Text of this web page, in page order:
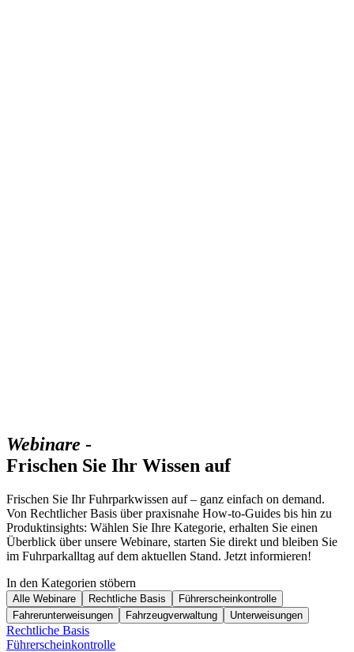
Webinare -
Frischen Sie Ihr Wissen auf
Frischen Sie Ihr Fuhrparkwissen auf – ganz einfach on demand.
Von Rechtlicher Basis über praxisnahe How‑to‑Guides bis hin zu
Produktinsights: Wählen Sie Ihre Kategorie, erhalten Sie einen
Überblick über unsere Webinare, starten Sie direkt und bleiben Sie
im Fuhrparkalltag auf dem aktuellen Stand. Jetzt informieren!
In den Kategorien stöbern
Alle Webinare Rechtliche Basis
Führerscheinkontrolle
Fahrerunterweisungen
Fahrzeugverwaltung Unterweisungen
Rechtliche Basis
Führerscheinkontrolle